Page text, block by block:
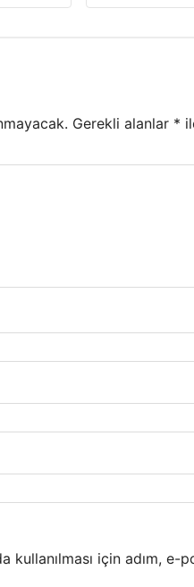
Gerekli alanlar *
kullanılması için adım,